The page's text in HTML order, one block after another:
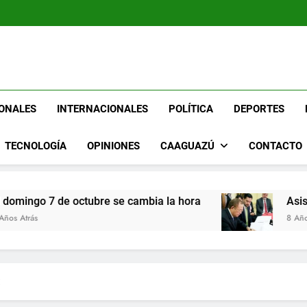
Se dispara a 832 la cifra
Portal De
INTERNACIONALES POLÍTICA DEPORTES
TECNOLOGÍA OPINIONES CAAGUAZÚ CONTACTO
de octubre se cambia la hora Asistencia
8 Años Atrás